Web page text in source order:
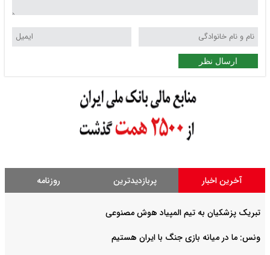
ارسال نظر
آخرین اخبار پربازدیدترین روزنامه
تبریک پزشکیان به تیم المپیاد هوش مصنوعی
ونس: ما در میانه بازی جنگ با ایران هستیم